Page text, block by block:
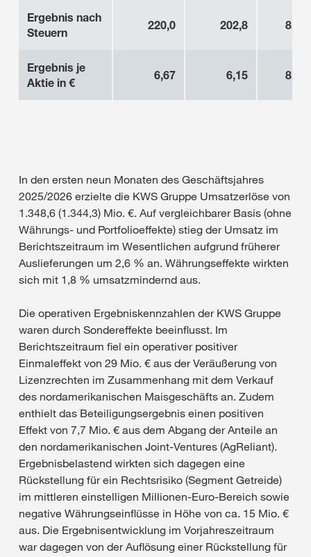
Ergebnis nach
Steuern
220,0 202,8 8,5%
Ergebnis je
Aktie in €
6,67 6,15 8,5%
In den ersten neun Monaten des Geschäftsjahres
2025/2026 erzielte die KWS Gruppe Umsatzerlöse von
1.348,6 (1.344,3) Mio. €. Auf vergleichbarer Basis (ohne
Währungs- und Portfolioeffekte) stieg der Umsatz im
Berichtszeitraum im Wesentlichen aufgrund früherer
Auslieferungen um 2,6 % an. Währungseffekte wirkten
sich mit 1,8 % umsatzmindernd aus.
Die operativen Ergebniskennzahlen der KWS Gruppe
waren durch Sondereffekte beeinflusst. Im
Berichtszeitraum fiel ein operativer positiver
Einmaleffekt von 29 Mio. € aus der Veräußerung von
Lizenzrechten im Zusammenhang mit dem Verkauf
des nordamerikanischen Maisgeschäfts an. Zudem
enthielt das Beteiligungsergebnis einen positiven
Effekt von 7,7 Mio. € aus dem Abgang der Anteile an
den nordamerikanischen Joint-Ventures (AgReliant).
Ergebnisbelastend wirkten sich dagegen eine
Rückstellung für ein Rechtsrisiko (Segment Getreide)
im mittleren einstelligen Millionen-Euro-Bereich sowie
negative Währungseinflüsse in Höhe von ca. 15 Mio. €
aus. Die Ergebnisentwicklung im Vorjahreszeitraum
war dagegen von der Auflösung einer Rückstellung für